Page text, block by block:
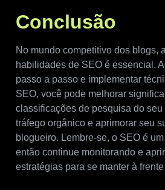
Conclusão
No mundo competitivo dos blogs,
habilidades de SEO é essencial.
passo a passo e implementar
SEO, você pode melhorar
classificações de pesquisa do
tráfego orgânico e aprimorar seu
blogueiro. Lembre-se, o SEO é
então continue monitorando e
estratégias para se manter à